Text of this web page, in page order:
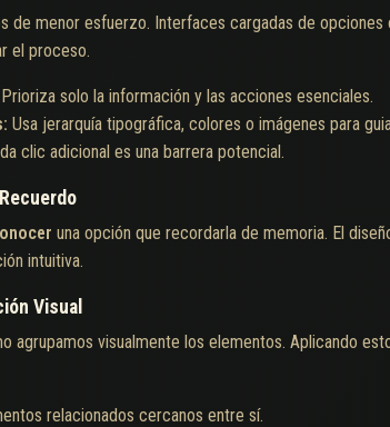
de menor esfuerzo. Interfaces cargadas de
el proceso.
Prioriza solo la información y las acciones esenciales.
Usa jerarquía tipográfica, colores o imágenes para
clic adicional es una barrera potencial.
una opción que recordarla de memoria. El
intuitiva.
Visual
agrupamos visualmente los elementos. Aplicando
relacionados cercanos entre sí.